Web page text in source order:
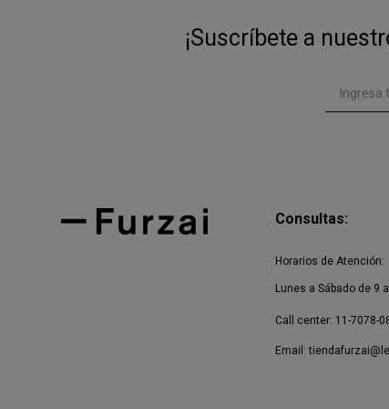
¡Suscríbete a
Consultas:
Horarios de Atención:
Lunes a Sábado de 9
Call center: 11-7078-
Email: